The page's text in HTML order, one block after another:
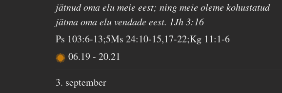
jätnud oma elu meie eest; ning meie oleme kohustatud
jätma oma elu vendade eest. 1Jh 3:16
Ps 103:6-13;5Ms 24:10-15,17-22;Kg 11:1-6
06.19-20.21
3. september